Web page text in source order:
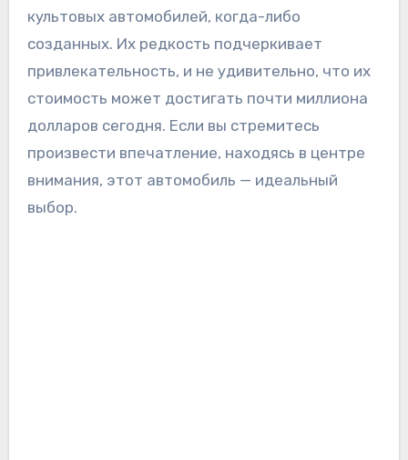
культовых автомобилей, когда-либо
созданных. Их редкость подчеркивает
привлекательность, и не удивительно, что их
стоимость может достигать почти миллиона
долларов сегодня. Если вы стремитесь
произвести впечатление, находясь в центре
внимания, этот автомобиль — идеальный
выбор.